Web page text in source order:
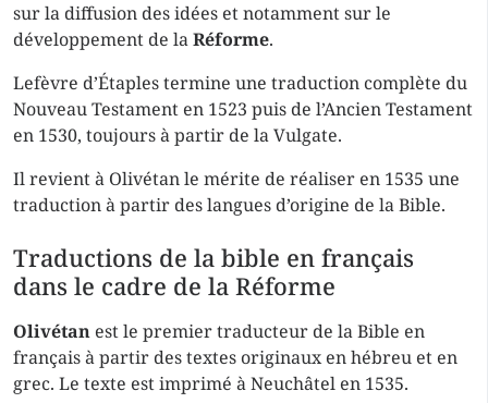
sur la diffusion des idées et notamment sur le
développement de laRéforme.
Lefèvre d’Étaples termine une traduction complète du
Nouveau Testament en 1523 puis de l’Ancien Testament
en 1530, toujours à partir de la Vulgate.
Il revient à Olivétan le mérite de réaliser en 1535 une
traduction à partir des langues d’origine de la Bible.
Traductions de la bible en français
dans le cadre de la Réforme
Olivétan est le premier traducteur de la Bible en
français à partir des textes originaux en hébreu et en
grec. Le texte est imprimé à Neuchâtel en 1535.